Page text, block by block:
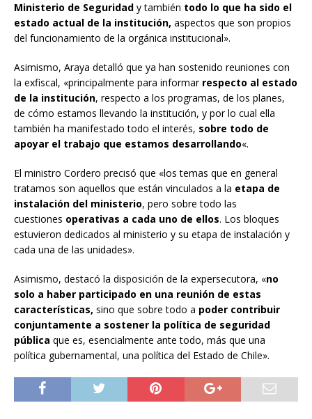
Ministerio de Seguridad y también todo lo que ha sido el
estado actual de la institución, aspectos que son propios
del funcionamiento de la orgánica institucional».
Asimismo, Araya detalló que ya han sostenido reuniones con
la exfiscal, «principalmente para informar respecto al estado
de la institución, respecto a los programas, de los planes,
de cómo estamos llevando la institución, y por lo cual ella
también ha manifestado todo el interés, sobre todo de
apoyar el trabajo que estamos desarrollando«.
El ministro Cordero precisó que «los temas que en general
tratamos son aquellos que están vinculados a la etapa de
instalación del ministerio, pero sobre todo las
cuestiones operativas a cada uno de ellos. Los bloques
estuvieron dedicados al ministerio y su etapa de instalación y
cada una de las unidades».
Asimismo, destacó la disposición de la expersecutora, «no
solo a haber participado en una reunión de estas
características, sino que sobre todo a poder contribuir
conjuntamente a sostener la política de seguridad
pública que es, esencialmente ante todo, más que una
política gubernamental, una política del Estado de Chile».